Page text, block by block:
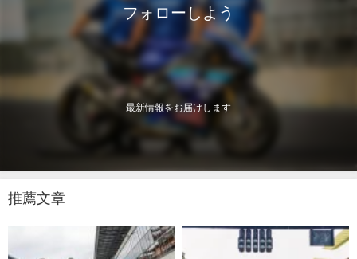
フォローしよう
最新情報をお届けします
推薦文章